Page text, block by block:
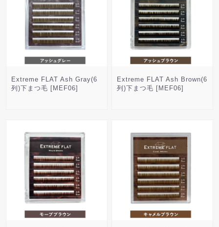
Extreme FLAT Ash Gray(6
列)下まつ毛 [MEF06]
Extreme FLAT Ash Brown(6
列)下まつ毛 [MEF06]